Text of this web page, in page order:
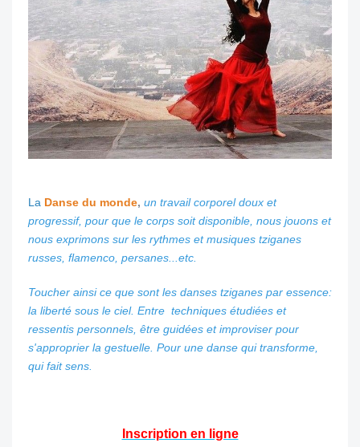
La Danse du monde, un travail corporel doux et
progressif, pour que le corps soit disponible, nous jouons et
nous exprimons sur les rythmes et musiques tziganes
russes, flamenco, persanes...etc.
Toucher ainsi ce que sont les danses tziganes par essence:
la liberté sous le ciel. Entre techniques étudiées et
ressentis personnels, être guidées et improviser pour
s'approprier la gestuelle. Pour une danse qui transforme,
qui fait sens.
Inscription en ligne